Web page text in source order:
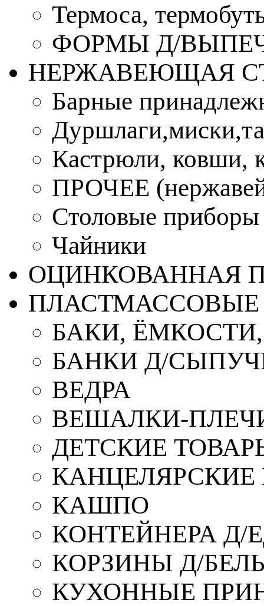
Термоса,
ФОРМЫ Д/
НЕРЖАВЕЮЩАЯ
Барные
Кастрюли, ковши,
ПРОЧЕЕ
Столовые приборы
Чайники
ОЦИНКОВАННАЯ
ПЛАСТМАССОВЫЕ
БАКИ,
БАНКИ Д/
ВЕДРА
ВЕШАЛКИ-
ДЕТСКИЕ
КАШПО
КОНТЕЙНЕРА Д/
КОРЗИНЫ Д/
КУХОННЫЕ